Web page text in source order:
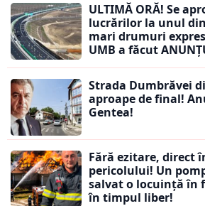
ULTIMĂ ORĂ! Se
lucrărilor la unul
mari drumuri
UMB a făcut
Strada Dumbrăvei
aproape de final!
Gentea!
Fără ezitare, direct
pericolului! Un
salvat o locuință în
în timpul liber!